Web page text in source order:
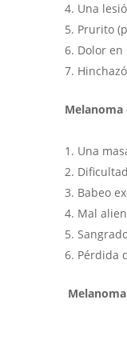
Una
Prurito
Dolor en
Melanoma
Una
Babeo
Mal
Pérdida